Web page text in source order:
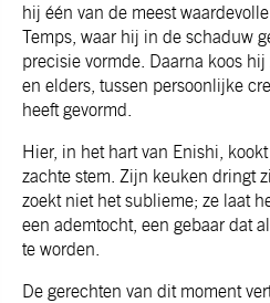
hij één van de meest
Temps, waar hij in de schaduw
precisie vormde. Daarna koos
en elders, tussen persoonlijke
heeft gevormd.
Hier, in het hart van Enishi,
zachte stem. Zijn keuken dringt
zoekt niet het sublieme; ze laat
een ademtocht, een gebaar dat
te worden.
De gerechten van dit moment